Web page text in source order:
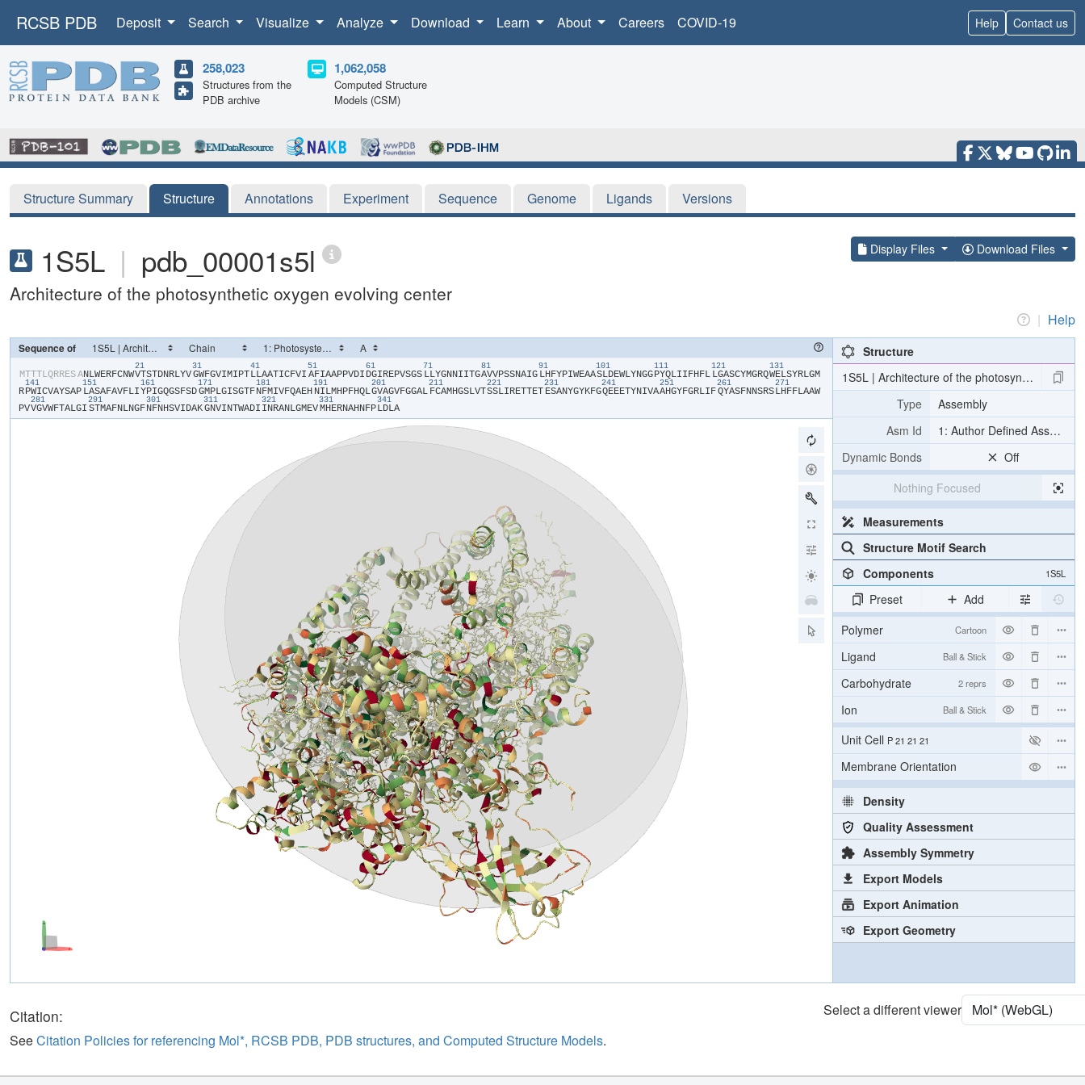
RCSB PDB Deposit Search Visualize Analyze Download Learn About Careers COVID-19 Help Contact us
258,023
Structures from the
PDB archive
1,062,058
Computed Structure
Models (CSM)
Structure Summary Structure Annotations Experiment Sequence Genome Ligands Versions
1S5L | pdb_00001s5l Display Files Download Files
Architecture of the photosynthetic oxygen evolving center
| Help
Sequence of
​M​​T​​T​​T​​L​​Q​​R​​R​​E​​S​​A​​N​​L​​W​​E​​R​​F​​C​​N​​W​
21
​V​​T​​S​​T​​D​​N​​R​​L​​Y​​V​
31
​G​​W​​F​​G​​V​​I​​M​​I​​P​​T​
41
​L​​L​​A​​A​​T​​I​​C​​F​​V​​I​
51
​A​​F​​I​​A​​A​​P​​P​​V​​D​​I​
61
​D​​G​​I​​R​​E​​P​​V​​S​​G​​S​
71
​L​​L​​Y​​G​​N​​N​​I​​I​​T​​G​
81
​A​​V​​V​​P​​S​​S​​N​​A​​I​​G​
91
​L​​H​​F​​Y​​P​​I​​W​​E​​A​​A​
101
​S​​L​​D​​E​​W​​L​​Y​​N​​G​​G​
111
​P​​Y​​Q​​L​​I​​I​​F​​H​​F​​L​
121
​L​​G​​A​​S​​C​​Y​​M​​G​​R​​Q​
131
​W​​E​​L​​S​​Y​​R​​L​​G​​M​
R​
141
​P​​W​​I​​C​​V​​A​​Y​​S​​A​​P​
151
​L​​A​​S​​A​​F​​A​​V​​F​​L​​I​
161
​Y​​P​​I​​G​​Q​​G​​S​​F​​S​​D​
171
​G​​M​​P​​L​​G​​I​​S​​G​​T​​F​
181
​N​​F​​M​​I​​V​​F​​Q​​A​​E​​H​
191
​N​​I​​L​​M​​H​​P​​F​​H​​Q​​L​
201
​G​​V​​A​​G​​V​​F​​G​​G​​A​​L​
211
​F​​C​​A​​M​​H​​G​​S​​L​​V​​T​
221
​S​​S​​L​​I​​R​​E​​T​​T​​E​​T​
231
​E​​S​​A​​N​​Y​​G​​Y​​K​​F​​G​
241
​Q​​E​​E​​E​​T​​Y​​N​​I​​V​​A​
251
​A​​H​​G​​Y​​F​​G​​R​​L​​I​​F​
261
​Q​​Y​​A​​S​​F​​N​​N​​S​​R​​S​
271
​L​​H​​F​​F​​L​​A​​A​​W​​
P​​V​
281
​V​​G​​V​​W​​F​​T​​A​​L​​G​​I​
291
​S​​T​​M​​A​​F​​N​​L​​N​​G​​F​
301
​N​​F​​N​​H​​S​​V​​I​​D​​A​​K​
311
​G​​N​​V​​I​​N​​T​​W​​A​​D​​I​
321
​I​​N​​R​​A​​N​​L​​G​​M​​E​​V​
331
​M​​H​​E​​R​​N​​A​​H​​N​​F​​P​
341
​L​​D​​L​​A​
Structure
1S5L | Architecture of the photosynthetic
Type
Assembly
Asm Id
1: Author Defined Assembly
Dynamic Bonds
Off
Nothing Focused
Measurements
Structure Motif Search
Components
1S5L
Preset
Add
Polymer
Cartoon
Ligand Ball & Stick
Carbohydrate 2 reprs
Ion Ball & Stick
Unit Cell P 21 21 21
Membrane Orientation
Density
Quality Assessment
Assembly Symmetry
Export Models
Export Animation
Export Geometry
Citation:
SeeCitation Policies for referencing Mol*, RCSB PDB, PDB structures, and Computed Structure Models.
Select a different viewer